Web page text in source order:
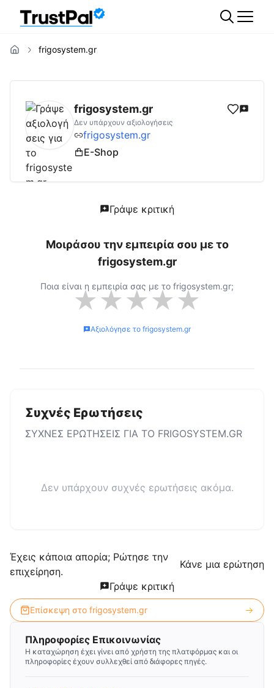
frigosystem.gr
frigosystem.gr Αξιολογήσεις | Δες
frigosystem.gr
Δεν υπάρχουν αξιολογήσεις
frigosystem.gr
E-Shop
Γράψε κριτική
Μοιράσου την εμπειρία σου με το
frigosystem.gr
Ποια είναι η εμπειρία σας με το frigosystem.gr;
★★★★★
Αξιολόγησε το frigosystem.gr
Συχνές Ερωτήσεις
ΣΥΧΝΕΣ ΕΡΩΤΗΣΕΙΣ ΓΙΑ ΤΟ FRIGOSYSTEM.GR
Δεν υπάρχουν συχνές ερωτήσεις ακόμα.
Έχεις κάποια απορία; Ρώτησε την
επιχείρηση.
Κάνε μια ερώτηση
Γράψε κριτική
Επίσκεψη στο frigosystem.gr
Πληροφορίες Επικοινωνίας
Η καταχώρηση έχει γίνει από χρήστη της πλατφόρμας και οι
πληροφορίες έχουν συλλεχθεί από διάφορες πηγές.